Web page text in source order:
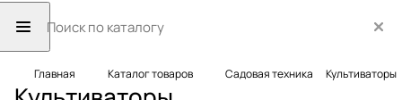
Главная Каталог товаров Садовая техника Культиваторы